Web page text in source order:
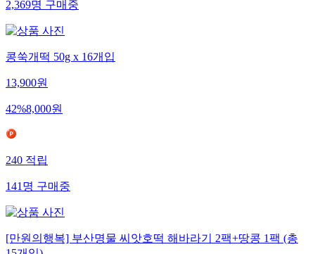
2,369명구매중
콩쑥개떡 50g x 16개입
13,900원
42%8,000원
240적립
141명구매중
[만원의행복] 부산명물 씨앗호떡 해바라기 2팩+땅콩 1팩 (총